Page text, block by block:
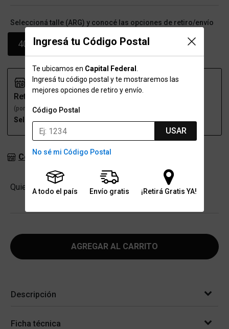
Ingresá tu Código Postal
Te ubicamos en Capital Federal
Ingresá tu código postal y te mostraremos las
mejores opciones de retiro y envío.
Código Postal
USAR
No sé mi Código Postal
A todo el país Envío gratis ¡Retirá Gratis YA!
Seleccioná talle (ARG) y conocé las opciones de retiro/envío
40-43
Retiro
(por una sucursal)
Seleccioná talle
Envío
Seleccioná talle
Consultar stock en sucursales
Quiero -
Cantidad +
AGREGAR AL CARRITO
Descripción
Ficha técnica